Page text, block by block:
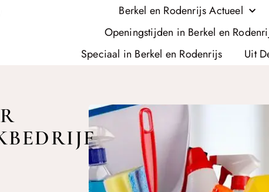
Berkel en Rodenrijs Actueel
Openingstijden in Berkel en
Speciaal in Berkel en Rodenrijs
Uit